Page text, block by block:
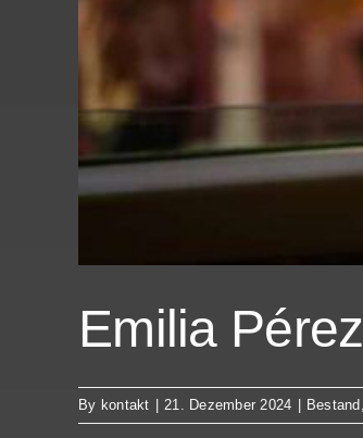
Emilia Pérez
By kontakt 21. Dezember 2024 Bestand